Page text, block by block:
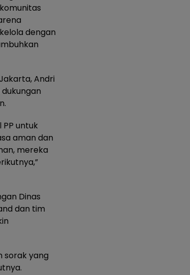
dengan
Andri
untuk
aman dan
mereka
Dinas
dan tim
sorak yang